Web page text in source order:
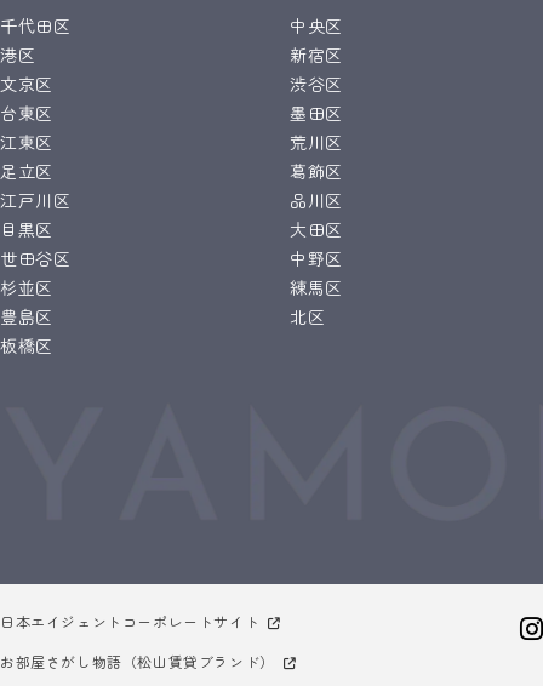
千代田区
中央区
港区
新宿区
文京区
渋谷区
台東区
墨田区
江東区
荒川区
足立区
葛飾区
江戸川区
品川区
目黒区
大田区
世田谷区
中野区
杉並区
練馬区
豊島区
北区
板橋区
日本エイジェントコーポレートサイト
お部屋さがし物語（松山賃貸ブランド）